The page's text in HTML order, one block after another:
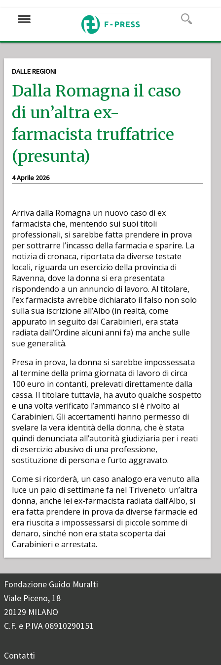
DALLE REGIONI
Dalla Romagna il caso
di un’altra ex-
farmacista truffatrice
(presunta)
4 Aprile 2026
Arriva dalla Romagna un nuovo caso di ex
farmacista che, mentendo sui suoi titoli
professionali, si sarebbe fatta prendere in prova
per sottrarre l’incasso della farmacia e sparire. La
notizia di cronaca, riportata da diverse testate
locali, riguarda un esercizio della provincia di
Ravenna, dove la donna si era presentata
rispondendo a un annuncio di lavoro. Al titolare,
l’ex farmacista avrebbe dichiarato il falso non solo
sulla sua iscrizione all’Albo (in realtà, come
appurato in seguito dai Carabinieri, era stata
radiata dall’Ordine alcuni anni fa) ma anche sulle
sue generalità.
Presa in prova, la donna si sarebbe impossessata
al termine della prima giornata di lavoro di circa
100 euro in contanti, prelevati direttamente dalla
cassa. Il titolare tuttavia, ha avuto qualche sospetto
e una volta verificato l’ammanco si è rivolto ai
Carabinieri. Gli accertamenti hanno permesso di
svelare la vera identità della donna, che è stata
quindi denunciata all’autorità giudiziaria per i reati
di esercizio abusivo di una professione,
sostituzione di persona e furto aggravato.
Come si ricorderà, un caso analogo era venuto alla
luce un paio di settimane fa nel Triveneto: un’altra
donna, anche lei ex-farmacista radiata dall’Albo, si
era fatta prendere in prova da diverse farmacie ed
era riuscita a impossessarsi di piccole somme di
denaro, sinché non era stata scoperta dai
Carabinieri e arrestata.
Fondazione Guido Muralti
Viale Piceno, 18
20129 MILANO
C.F. e P.IVA 06910290151
Contatti